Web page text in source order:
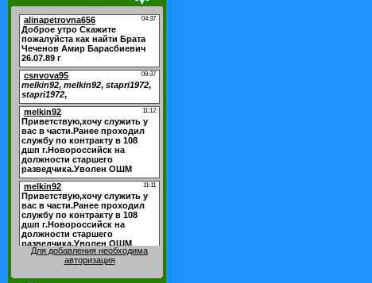
Для добавления необходима
авторизация